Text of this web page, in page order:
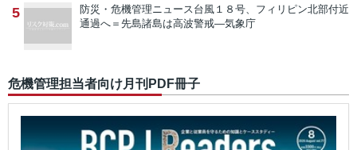
5 防災・危機管理ニュース 台風１８号、フィリピン北部付近
通過へ＝先島諸島は高波警戒―気象庁
危機管理担当者向け月刊PDF冊子